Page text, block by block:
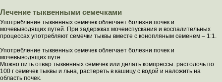
Лечение тыквенными семечками
Употребление тыквенных семечек облегчает болезни почек и
мочевыводящих путей. При задержках мочеиспускания и воспалительных
процессах употребляют семечки тыквы вместе с конопляным семенем – 1:1.
Употребление тыквенных семечек облегчает болезни почек и
мочевыводящих путе
Можно пить отвар тыквенных семечек или делать компрессы: растолочь по
100 г семечек тыквы и льна, растереть в кашицу с водой и наложить на
область почек.